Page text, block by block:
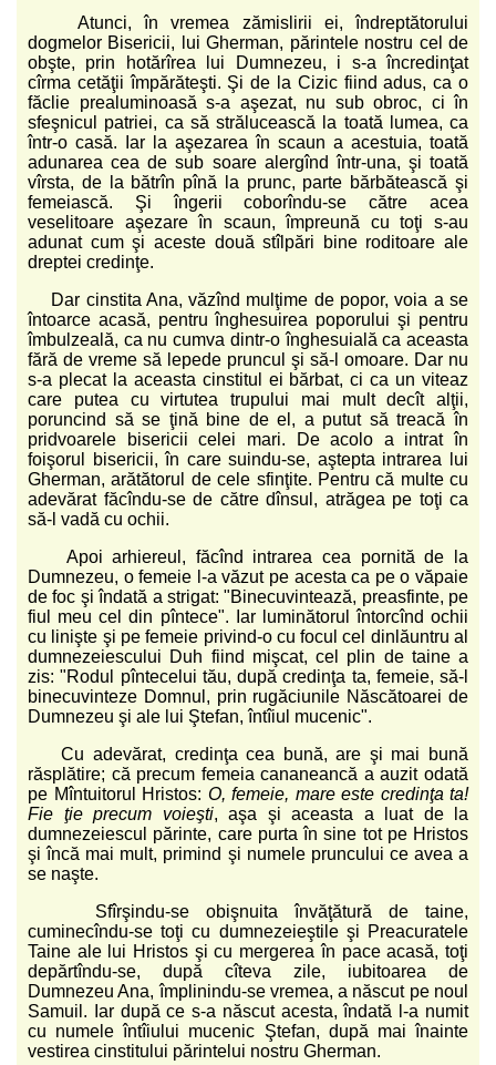
Atunci, în vremea zămislirii ei, îndreptătorului
dogmelor Bisericii, lui Gherman, părintele nostru cel de
obşte, prin hotărîrea lui Dumnezeu, i s-a încredinţat
cîrma cetăţii împărăteşti. Şi de la Cizic fiind adus, ca o
făclie prealuminoasă s-a aşezat, nu sub obroc, ci în
sfeşnicul patriei, ca să strălucească la toată lumea, ca
într-o casă. Iar la aşezarea în scaun a acestuia, toată
adunarea cea de sub soare alergînd într-una, şi toată
vîrsta, de la bătrîn pînă la prunc, parte bărbătească şi
femeiască. Şi îngerii coborîndu-se către acea
veselitoare aşezare în scaun, împreună cu toţi s-au
adunat cum şi aceste două stîlpări bine roditoare ale
dreptei credinţe.
Dar cinstita Ana, văzînd mulţime de popor, voia a se
întoarce acasă, pentru înghesuirea poporului şi pentru
îmbulzeală, ca nu cumva dintr-o înghesuială ca aceasta
fără de vreme să lepede pruncul şi să-l omoare. Dar nu
s-a plecat la aceasta cinstitul ei bărbat, ci ca un viteaz
care putea cu virtutea trupului mai mult decît alţii,
poruncind să se ţină bine de el, a putut să treacă în
pridvoarele bisericii celei mari. De acolo a intrat în
foişorul bisericii, în care suindu-se, aştepta intrarea lui
Gherman, arătătorul de cele sfinţite. Pentru că multe cu
adevărat făcîndu-se de către dînsul, atrăgea pe toţi ca
să-l vadă cu ochii.
Apoi arhiereul, făcînd intrarea cea pornită de la
Dumnezeu, o femeie l-a văzut pe acesta ca pe o văpaie
de foc şi îndată a strigat: "Binecuvintează, preasfinte, pe
fiul meu cel din pîntece". Iar luminătorul întorcînd ochii
cu linişte şi pe femeie privind-o cu focul cel dinlăuntru al
dumnezeiescului Duh fiind mişcat, cel plin de taine a
zis: "Rodul pîntecelui tău, după credinţa ta, femeie, să-l
binecuvinteze Domnul, prin rugăciunile Născătoarei de
Dumnezeu şi ale lui Ştefan, întîiul mucenic".
Cu adevărat, credinţa cea bună, are şi mai bună
răsplătire; că precum femeia cananeancă a auzit odată
pe Mîntuitorul Hristos: O, femeie, mare este credinţa ta!
Fie ţie precum voieşti, aşa şi aceasta a luat de la
dumnezeiescul părinte, care purta în sine tot pe Hristos
şi încă mai mult, primind şi numele pruncului ce avea a
se naşte.
Sfîrşindu-se obişnuita învăţătură de taine,
cuminecîndu-se toţi cu dumnezeieştile şi Preacuratele
Taine ale lui Hristos şi cu mergerea în pace acasă, toţi
depărtîndu-se, după cîteva zile, iubitoarea de
Dumnezeu Ana, împlinindu-se vremea, a născut pe noul
Samuil. Iar după ce s-a născut acesta, îndată l-a numit
cu numele întîiului mucenic Ştefan, după mai înainte
vestirea cinstitului părintelui nostru Gherman.